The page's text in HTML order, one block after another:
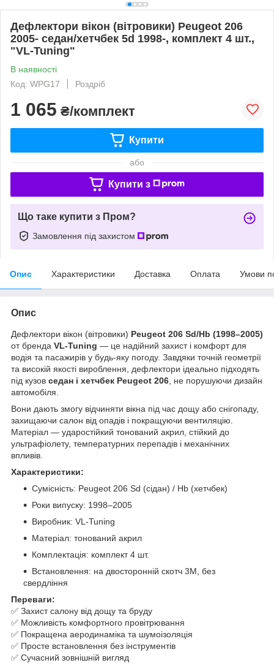
Дефлектори вікон (вітровики) Peugeot 206
2005- седан/хетчбек 5d 1998-, комплект 4 шт.,
"VL-Tuning"
В наявності
Код: WPG17
Роздріб
1 065 ₴/комплект
Купити
або
Купити з
Що таке купити з Пром?
Замовлення під захистом
Опис Характеристики Доставка Оплата Умови
Опис
Дефлектори вікон (вітровики) Peugeot 206 Sd/Hb (1998–2005)
от бренда VL-Tuning — це надійний захист і комфорт для
водія та пасажирів у будь-яку погоду. Завдяки точній геометрії
та високій якості вироблення, дефлектори ідеально підходять
під кузов седан і хетчбек Peugeot 206 , не порушуючи дизайн
автомобіля.
Вони дають змогу відчиняти вікна під час дощу або снігопаду,
захищаючи салон від опадів і покращуючи вентиляцію.
Матеріал — ударостійкий тонований акрил, стійкий до
ультрафіолету, температурних перепадів і механічних
впливів.
Характеристики:
Сумісність: Peugeot 206 Sd (сідан) / Hb (хетчбек)
Роки випуску: 1998–2005
Виробник: VL-Tuning
Матеріал: тонований акрил
Комплектація: комплект 4 шт.
Встановлення: на двосторонній скотч 3M, без
свердління
Переваги:
✅ Захист салону від дощу та бруду
✅ Можливість комфортного провітрювання
✅ Покращена аеродинаміка та шумоізоляція
✅ Просте встановлення без інструментів
✅ Сучасний зовнішній вигляд